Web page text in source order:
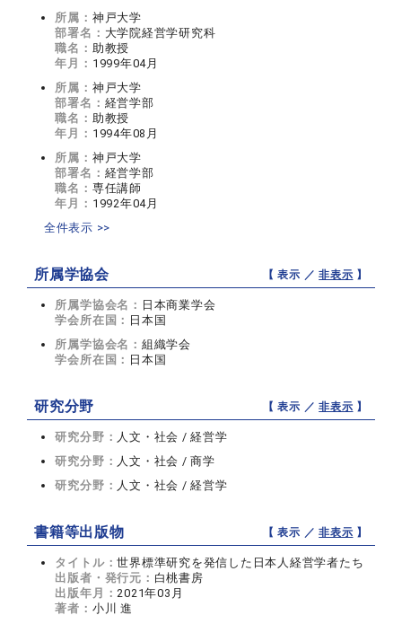
所属： 神戸大学
部署名： 大学院経営学研究科
職名： 助教授
年月： 1999年04月
所属： 神戸大学
部署名： 経営学部
職名： 助教授
年月： 1994年08月
所属： 神戸大学
部署名： 経営学部
職名： 専任講師
年月： 1992年04月
全件表示 >>
所属学協会 【 表示 ／非表示 】
所属学協会名： 日本商業学会
学会所在国： 日本国
所属学協会名： 組織学会
学会所在国： 日本国
研究分野 【 表示 ／非表示 】
研究分野： 人文・社会 / 経営学
研究分野： 人文・社会 / 商学
研究分野： 人文・社会 / 経営学
書籍等出版物 【 表示 ／非表示 】
タイトル：世界標準研究を発信した日本人経営学者たち
出版者・発行元： 白桃書房
出版年月：2021年03月
著者： 小川 進